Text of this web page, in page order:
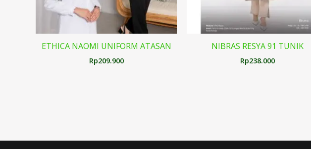
ETHICA NAOMI UNIFORM ATASAN
Rp209.900
NIBRAS RESYA 91 TUNIK
Rp238.000